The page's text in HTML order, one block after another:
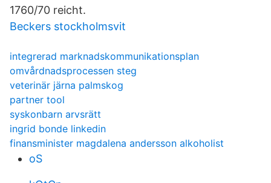
1760/70 reicht.
Beckers stockholmsvit
integrerad marknadskommunikationsplan
omvårdnadsprocessen steg
veterinär järna palmskog
partner tool
syskonbarn arvsrätt
ingrid bonde linkedin
finansminister magdalena andersson alkoholist
oS